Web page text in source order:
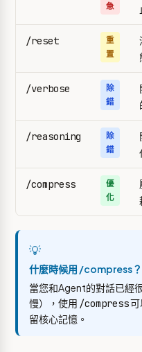
急
/reset
重
置
/verbose
除
錯
/reasoning
除
錯
/compress
優
化
💡
什麼時候用 /compress？
當您和Agent的對話已經
慢），使用 /compress
留核心記憶。